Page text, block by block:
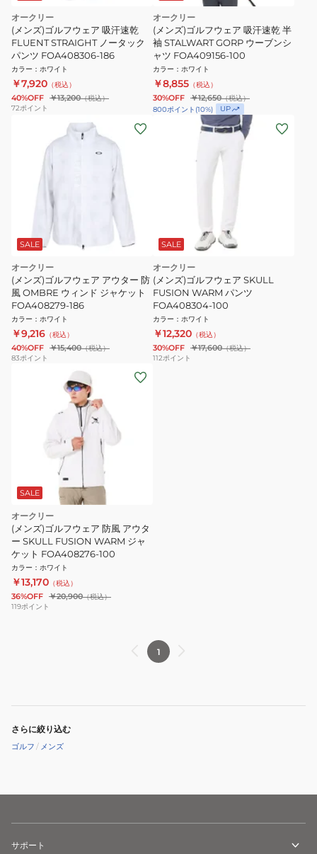
オークリー
(メンズ)ゴルフウェア 吸汗速乾
FLUENT STRAIGHT ノータック
パンツ FOA408306-186
カラー ： ホワイト
￥7,920 （税込）
40%OFF ￥13,200（税込）
72ポイント
オークリー
(メンズ)ゴルフウェア 吸汗速乾 半
袖 STALWART GORP ウーブンシ
ャツ FOA409156-100
カラー ： ホワイト
￥8,855 （税込）
30%OFF ￥12,650（税込）
800ポイント (10%) UP
SALE
オークリー
(メンズ)ゴルフウェア アウター 防
風 OMBRE ウィンド ジャケット
FOA408279-186
カラー ： ホワイト
￥9,216 （税込）
40%OFF ￥15,400（税込）
83ポイント
SALE
オークリー
(メンズ)ゴルフウェア SKULL
FUSION WARM パンツ
FOA408304-100
カラー ： ホワイト
￥12,320 （税込）
30%OFF ￥17,600（税込）
112ポイント
SALE
オークリー
(メンズ)ゴルフウェア 防風 アウタ
ー SKULL FUSION WARM ジャ
ケット FOA408276-100
カラー ： ホワイト
￥13,170 （税込）
36%OFF ￥20,900（税込）
119ポイント
1
さらに絞り込む
ゴルフ / メンズ
サポート